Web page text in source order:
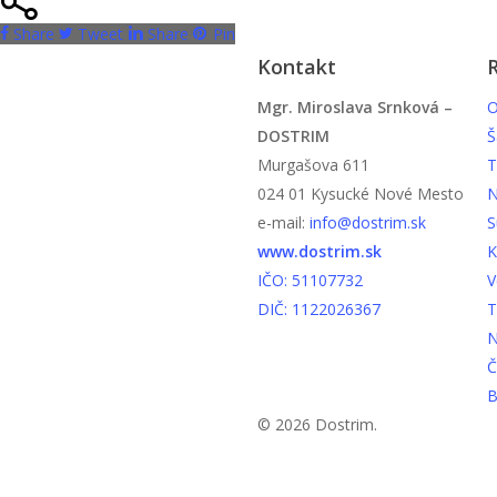
Share Tweet Share Pin
Kontakt
Mgr. Miroslava Srnková –
DOSTRIM
Murgašova 611
024 01 Kysucké Nové Mesto
e-mail: info@dostrim.sk
www.dostrim.sk
IČO: 51107732
DIČ: 1122026367
© 2026 Dostrim.